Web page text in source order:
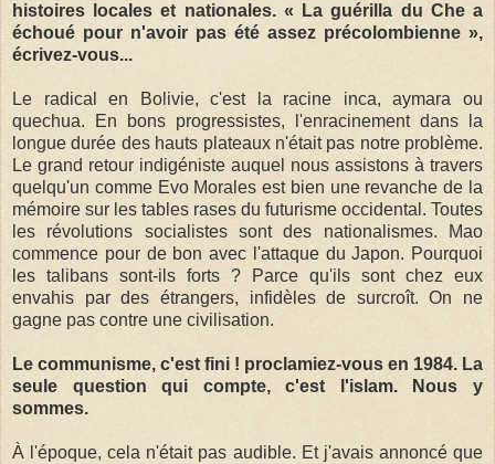
histoires locales et nationales. « La guérilla du Che a
échoué pour n'avoir pas été assez précolombienne »,
écrivez-vous...
Le radical en Bolivie, c'est la racine inca, aymara ou
quechua. En bons progressistes, l'enracinement dans la
longue durée des hauts plateaux n'était pas notre problème.
Le grand retour indigéniste auquel nous assistons à travers
quelqu'un comme Evo Morales est bien une revanche de la
mémoire sur les tables rases du futurisme occidental. Toutes
les révolutions socialistes sont des nationalismes. Mao
commence pour de bon avec l'attaque du Japon. Pourquoi
les talibans sont-ils forts ? Parce qu'ils sont chez eux
envahis par des étrangers, infidèles de surcroît. On ne
gagne pas contre une civilisation.
Le communisme, c'est fini ! proclamiez-vous en 1984. La
seule question qui compte, c'est l'islam. Nous y
sommes.
À l'époque, cela n'était pas audible. Et j'avais annoncé que